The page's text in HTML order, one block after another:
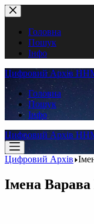
Перейти
до
вмістуГоловна
Пошук
Інфо
Цифровий Архів
Головна
Пошук
Інфо
Цифровий Архів
Цифровий Архів
Імена